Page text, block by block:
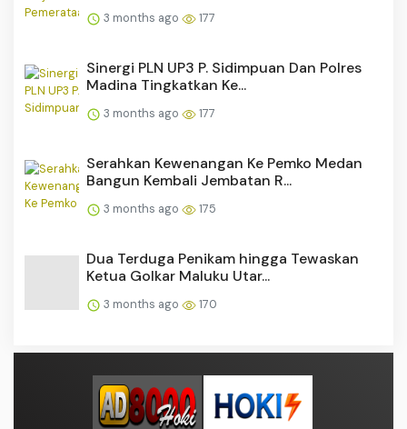
3 months ago 177
Sinergi PLN UP3 P. Sidimpuan Dan Polres
Madina Tingkatkan Ke...
3 months ago 177
Serahkan Kewenangan Ke Pemko Medan
Bangun Kembali Jembatan R...
3 months ago 175
Dua Terduga Penikam hingga Tewaskan
Ketua Golkar Maluku Utar...
3 months ago 170